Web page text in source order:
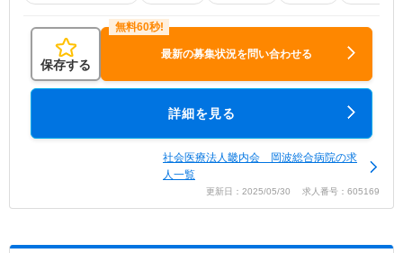
保存する
最新の募集状況を問い合わせる
詳細を見る
社会医療法人畿内会 岡波総合病院の求
人一覧
更新日：2025/05/30 求人番号：605169